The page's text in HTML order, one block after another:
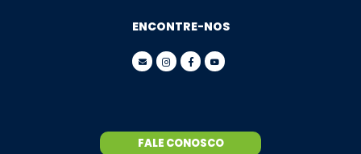
ENCONTRE-NOS
FALE CONOSCO